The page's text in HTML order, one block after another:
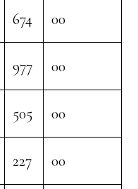
674 00
977 00
505 00
227 00